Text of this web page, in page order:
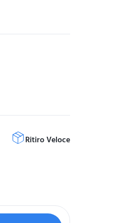
Ritiro Veloce